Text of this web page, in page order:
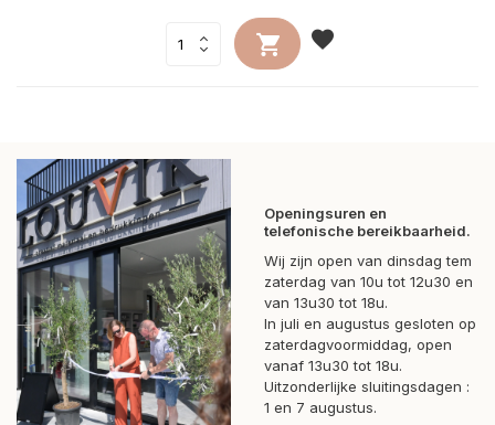
Openingsuren en
telefonische bereikbaarheid.
Wij zijn open van dinsdag tem
zaterdag van 10u tot 12u30 en
van 13u30 tot 18u.
In juli en augustus gesloten op
zaterdagvoormiddag, open
vanaf 13u30 tot 18u.
Uitzonderlijke sluitingsdagen :
1 en 7 augustus.